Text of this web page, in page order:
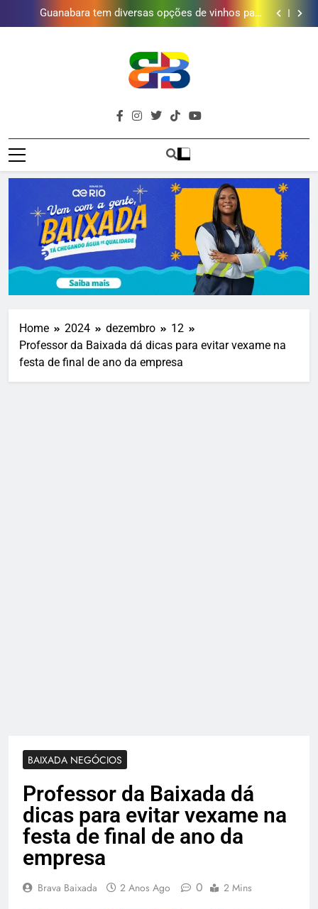
de água por ano na Baixada Fluminense
Guanabara tem diversas opções de vinhos para
presentear o seu pai. Descubra como escolher o que
Gastro Samba reúne Nosso Sentimento e Gustavo
vinho em campanha de Dia dos Pais
Obra garante a preservação de 190 milhões de litros
de água por ano na Baixada Fluminense
Guanabara tem diversas opções de vinhos para
presentear o seu pai. Descubra como escolher o que
mais combina com ele
Gastro Samba reúne Nosso Sentimento e Gustavo
Lins em Nova Iguaçu neste fim de semana
Shopping Grande Rio sorteia MacBook e oferece
de água por ano na Baixada Fluminense
Brava
Baixada
Baixada Fluminense Em Destaque!
Home 2024 dezembro
12
Professor da Baixada dá dicas para evitar vexame na
festa de final de ano da empresa
BAIXADA NEGÓCIOS
Professor da Baixada dá
dicas para evitar vexame na
festa de final de ano da
empresa
Brava Baixada 2 Anos Ago 0 2 Mins